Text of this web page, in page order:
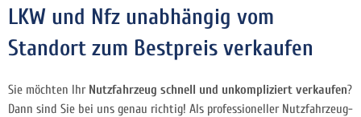
LKW und Nfz unabhängig vom
Standort zum Bestpreis verkaufen
Sie möchten Ihr Nutzfahrzeug schnell und unkompliziert verkaufen?
Dann sind Sie bei uns genau richtig! Als professioneller Nutzfahrzeug-